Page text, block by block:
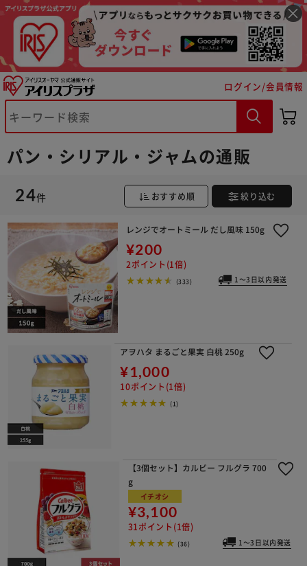
ログイン/会員情報
パン・シリアル・ジャムの通販
24件 おすすめ順 絞り込む
レンジでオートミール だし風味 150g
¥200
2ポイント(1倍)
(333) 1～3日以内発送
アヲハタ まるごと果実 白桃 250g
¥1,000
10ポイント(1倍)
(1)
【3個セット】カルビー フルグラ 700
g
イチオシ
¥3,100
31ポイント(1倍)
(36) 1～3日以内発送
※ご確認ください
カートに入れる